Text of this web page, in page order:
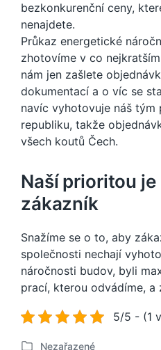
bezkonkurenční ceny,
nenajdete.
Průkaz energetické
zhotovíme v co
nám jen zašlete
dokumentací a o víc se
navíc vyhotovuje náš tým
republiku, takže
všech koutů Čech.
Naší prioritou
zákazník
Snažíme se o to, aby
společnosti nechají
náročnosti budov, byli
prací, kterou odvádíme, a
5/5 - (1
Nezařazené